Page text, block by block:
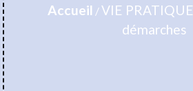
Accueil /VIE PRATIQUE
démarches